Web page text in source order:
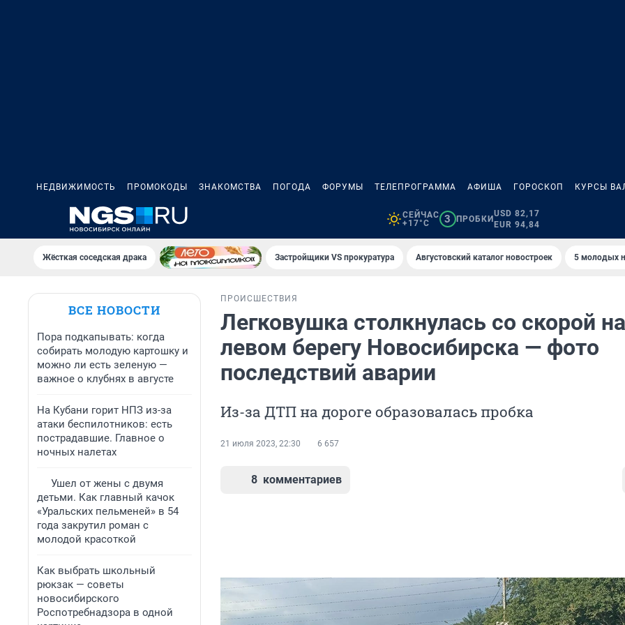
НЕДВИЖИМОСТЬ ПРОМОКОДЫ ЗНАКОМСТВА ПОГОДА ФОРУМЫ ТЕЛЕПРОГРАММА АФИША ГОРОСКОП КУРСЫ
СЕЙЧАС
+17°C
3 ПРОБКИ
USD 82,17
EUR 94,84
Жёсткая соседская драка Застройщики VS прокуратура Августовский каталог новостроек 5 молодых
ВСЕ НОВОСТИ
Пора подкапывать: когда
собирать молодую картошку и
можно ли есть зеленую —
важное о клубнях в августе
На Кубани горит НПЗ из-за
атаки беспилотников: есть
пострадавшие. Главное о
ночных налетах
Ушел от жены с двумя
детьми. Как главный качок
«Уральских пельменей» в 54
года закрутил роман с
молодой красоткой
Как выбрать школьный
рюкзак — советы
новосибирского
Роспотребнадзора в одной
ПРОИСШЕСТВИЯ
Легковушка столкнулась со скорой на
левом берегу Новосибирска — фото
последствий аварии
Из-за ДТП на дороге образовалась пробка
21 июля 2023, 22:30 6 657
8 комментариев